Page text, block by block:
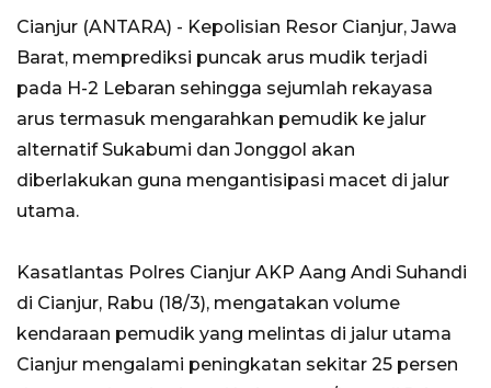
Cianjur (ANTARA) - Kepolisian Resor Cianjur, Jawa
Barat, memprediksi puncak arus mudik terjadi
pada H-2 Lebaran sehingga sejumlah rekayasa
arus termasuk mengarahkan pemudik ke jalur
alternatif Sukabumi dan Jonggol akan
diberlakukan guna mengantisipasi macet di jalur
utama.
Kasatlantas Polres Cianjur AKP Aang Andi Suhandi
di Cianjur, Rabu (18/3), mengatakan volume
kendaraan pemudik yang melintas di jalur utama
Cianjur mengalami peningkatan sekitar 25 persen